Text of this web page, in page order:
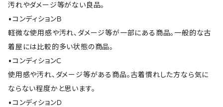
汚れやダメージ等がない良品。
•コンディションＢ
軽微な使用感や汚れ、ダメージ等が一部にある商品。一般的な古
着屋には比較的多い状態の商品。
•コンディションＣ
使用感や汚れ、ダメージ等がある商品。古着慣れした方なら気に
ならない程度かと思います。
•コンディションＤ